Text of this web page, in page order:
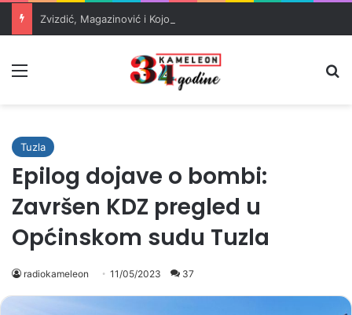
Tuzla
Epilog dojave o bombi:
Završen KDZ pregled u
Općinskom sudu Tuzla
radiokameleon 11/05/2023 37